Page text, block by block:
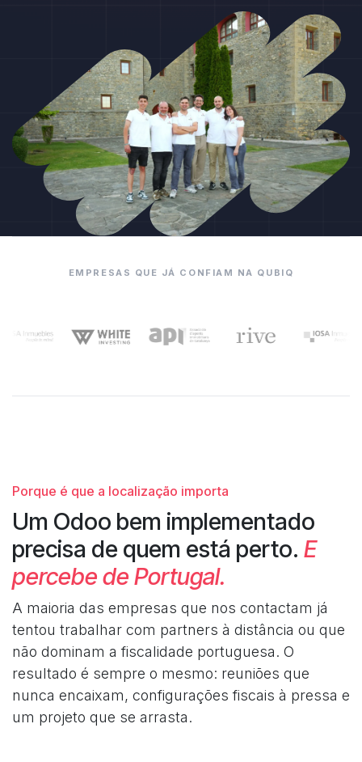
EMPRESAS QUE JÁ CONFIAM NA QUBIQ
Porque é que a localização importa
Um Odoo bem implementado
precisa de quem está perto. E
percebe de Portugal.
A maioria das empresas que nos contactam já
tentou trabalhar com partners à distância ou que
não dominam a fiscalidade portuguesa. O
resultado é sempre o mesmo: reuniões que
nunca encaixam, configurações fiscais à pressa e
um projeto que se arrasta.